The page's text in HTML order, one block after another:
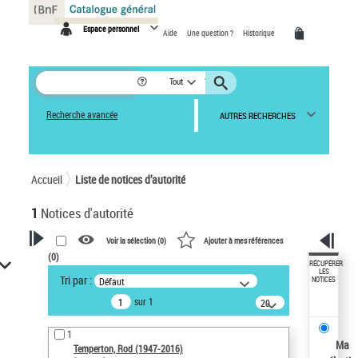
Espace personnel Aide Une question ? Historique
Tout
Recherche avancée AUTRES RECHERCHES
Accueil Liste de notices d’autorité
1 Notices d'autorité
VOTRE RECHERCHE
Recherche avancée dans les
notices d’autorité
Œuvres liées à l'auteur :
Temperton, Rod (1947-2016)
Voir la sélection (0) Ajouter à mes références
(0)
Tri par : Défaut
sur 1
20
résultats/page
1
Temperton, Rod (1947-2016)
RÉCUPÉRER
LES
NOTICES
Ma
Panneau de gestion des cookies